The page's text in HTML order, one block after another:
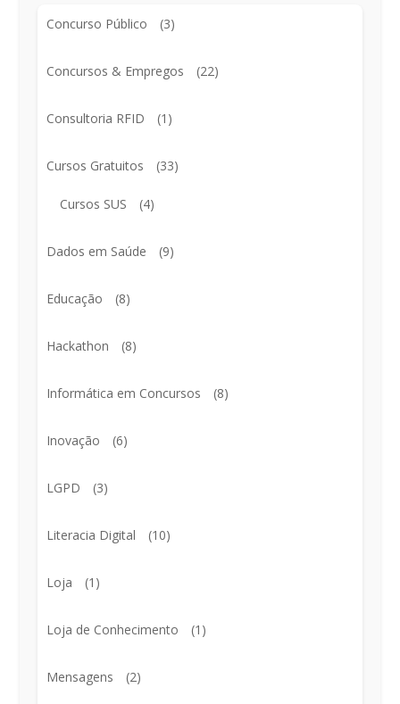
Concurso Público (3)
Concursos & Empregos (22)
Consultoria RFID (1)
Cursos Gratuitos (33)
Cursos SUS (4)
Dados em Saúde (9)
Educação (8)
Hackathon (8)
Informática em Concursos (8)
Inovação (6)
LGPD (3)
Literacia Digital (10)
Loja (1)
Loja de Conhecimento (1)
Mensagens (2)